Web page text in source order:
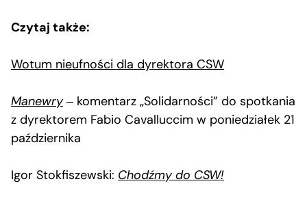
Czytaj także:
Wotum nieufności dla dyrektora CSW
Manewry‒ komentarz „Solidarności” do spotkania
z dyrektorem Fabio Cavalluccim w poniedziałek 21
października
Igor Stokfiszewski: Chodźmy do CSW!